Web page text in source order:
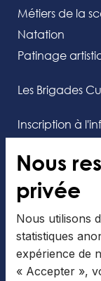
Métiers de la
Natation
Patinage
Les Brigades
Inscription à
Nous
privée
Nous utilisons
statistiques
expérience de
« Accepter »,